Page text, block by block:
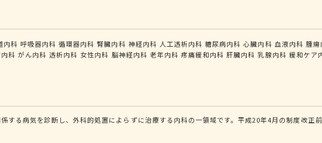
内科 呼吸器内科 循環器内科 腎臓内科 神経内科 人工透析内科 糖尿病内科 心臓内科 血液内科 腫瘍
科 がん内科 透析内科 女性内科 脳神経内科 老年内科 疼痛緩和内科 肝臓内科 乳腺内科 緩和ケア
する病気を診断し、外科的処置によらずに治療する内科の一領域です。平成20年4月の制度改正